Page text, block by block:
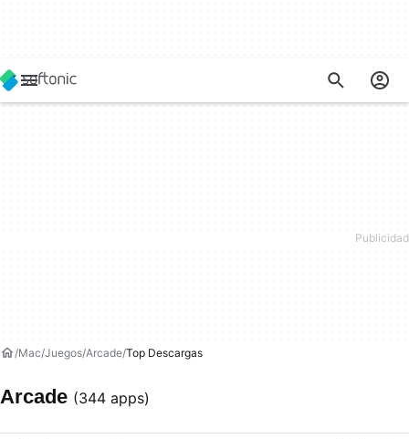
Mac Juegos Arcade Top Descargas
Arcade (344 apps)